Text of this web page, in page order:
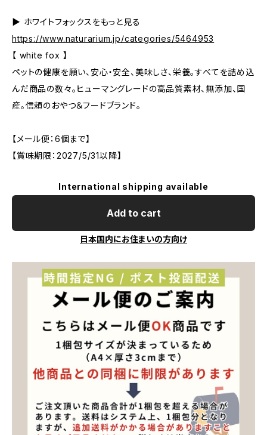
▶︎ ホワイトフォックスをもっと見る
https://www.naturarium.jp/categories/5464953
【 white fox 】
ペットの健康を願い、安心・安全、美味しさ、栄養。すべてを詰め込
んだ商品の数々。ヒューマングレードの高品質素材、無添加、国
産。信頼のおやつ＆フードブランド。
【メール便：6個まで】
【賞味期限：2027/5/31以降】
International shipping available
Add to cart
日本国内にお住まいの方向け